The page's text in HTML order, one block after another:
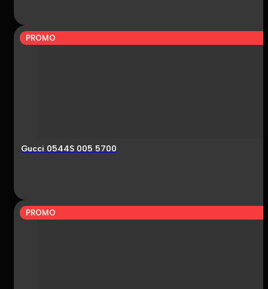
PROMO
Gucci 0544S 005 5700
PROMO